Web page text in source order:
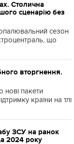
Столична
сценарію без
сезон
що
вторгнення.
пакети
країни на тлі
ЗСУ на ранок
2024 року